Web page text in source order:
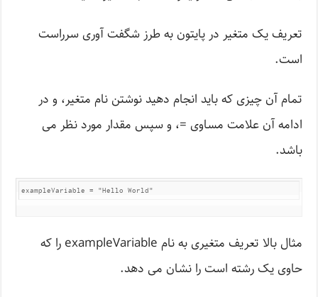
تعریف یک متغیر در پایتون به طرز شگفت آوری سرراست
است.
تمام آن چیزی که باید انجام دهید نوشتن نام متغیر، و در
ادامه آن علامت مساوی =، و سپس مقدار مورد نظر می
باشد.
exampleVariable = "Hello World"
مثال بالا تعریف متغیری به نام exampleVariable را که
حاوی یک رشته است را نشان می دهد.